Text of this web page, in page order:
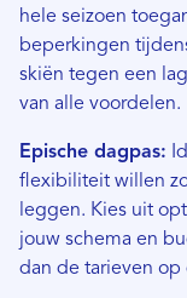
hele seizoen
beperkingen
skiën tegen een
van alle voordelen.
Epische dagpas:
flexibiliteit willen
leggen. Kies uit
jouw schema en
dan de tarieven op